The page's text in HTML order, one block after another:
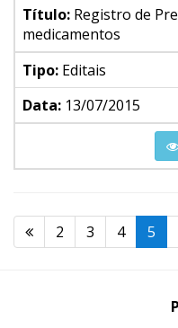
Título: Registro de
medicamentos
Tipo: Editais
Data: 13/07/2015
2 3 4 5